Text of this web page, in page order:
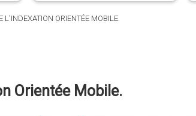
L'INDEXATION ORIENTÉE MOBILE.
Orientée Mobile.